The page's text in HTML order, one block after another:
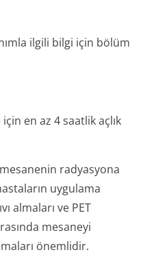
ilgili bilgi için bölüm
en az 4 saatlik açlık
radyasyona
uygulama
almaları ve PET
mesaneyi
önemlidir.